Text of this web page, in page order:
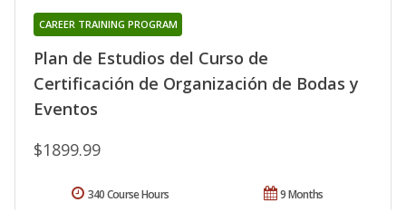
Plan de Estudios del Curso de
Certificación de Organización de Bodas y
Eventos
CAREER TRAINING PROGRAM
$1899.99
9 Months
340 Course Hours